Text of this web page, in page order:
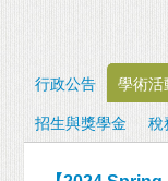
行政公告 學術活
招生與獎學金
稅